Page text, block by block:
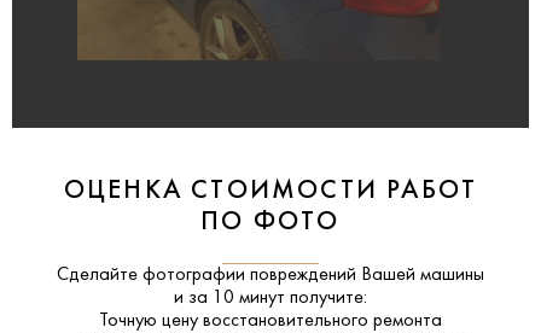
ОЦЕНКА СТОИМОСТИ РАБОТ
ПО ФОТО
Сделайте фотографии повреждений Вашей машины
и за 10 минут получите:
Точную цену восстановительного ремонта